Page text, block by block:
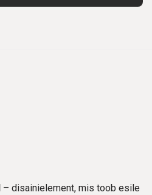
– disainielement, mis toob esile